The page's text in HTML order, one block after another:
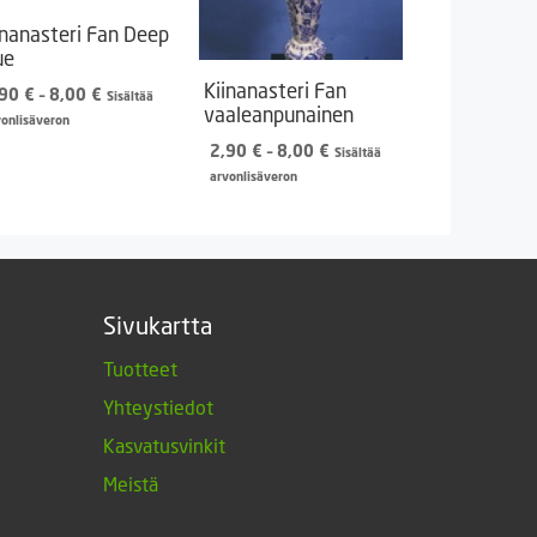
Fan Deep
€ – 8,00 € Hintaluokka:
Sisältää
Kiinanasteri Fan
vaaleanpunainen
2,90 € – 8,00 € Hintaluokka:
Sisältää
arvonlisäveron
Sivukartta
Tuotteet
Yhteystiedot
Kasvatusvinkit
Meistä